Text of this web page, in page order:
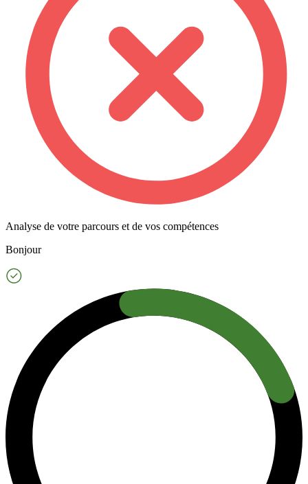
Analyse de votre parcours et de vos compétences
Bonjour